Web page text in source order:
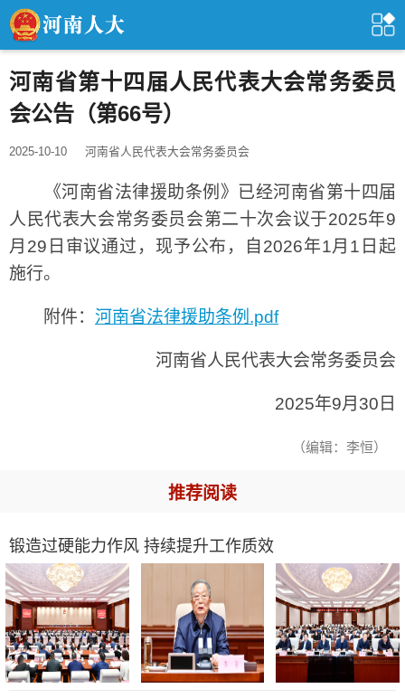
河南省第十四届人民代表大会常务委员
会公告（第66号）
2025-10-10 河南省人民代表大会常务委员会
《河南省法律援助条例》已经河南省第十四届
人民代表大会常务委员会第二十次会议于2025年9
月29日审议通过，现予公布，自2026年1月1日起
施行。
附件： 河南省法律援助条例.pdf
河南省人民代表大会常务委员会
2025年9月30日
（编辑：李恒）
推荐阅读
锻造过硬能力作风 持续提升工作质效